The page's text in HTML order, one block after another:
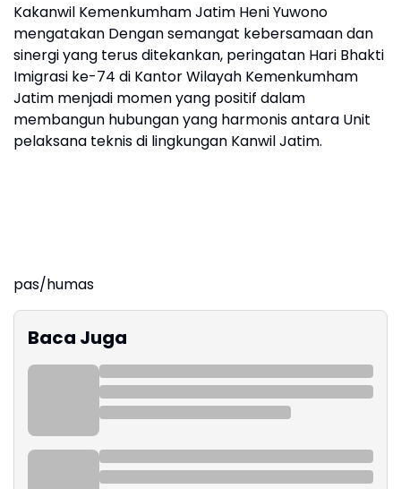
Kakanwil Kemenkumham Jatim Heni Yuwono
mengatakan Dengan semangat kebersamaan dan
sinergi yang terus ditekankan, peringatan Hari Bhakti
Imigrasi ke-74 di Kantor Wilayah Kemenkumham
Jatim menjadi momen yang positif dalam
membangun hubungan yang harmonis antara Unit
pelaksana teknis di lingkungan Kanwil Jatim.
pas/humas
Baca Juga